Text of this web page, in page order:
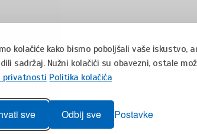
kolačiće kako bismo poboljšali vaše iskustvo,
sadržaj. Nužni kolačići su obavezni, ostale
privatnosti Politika kolačića
sve Odbij sve Postavke
and Herzegovina